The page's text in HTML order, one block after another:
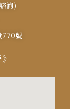
詢)
770號